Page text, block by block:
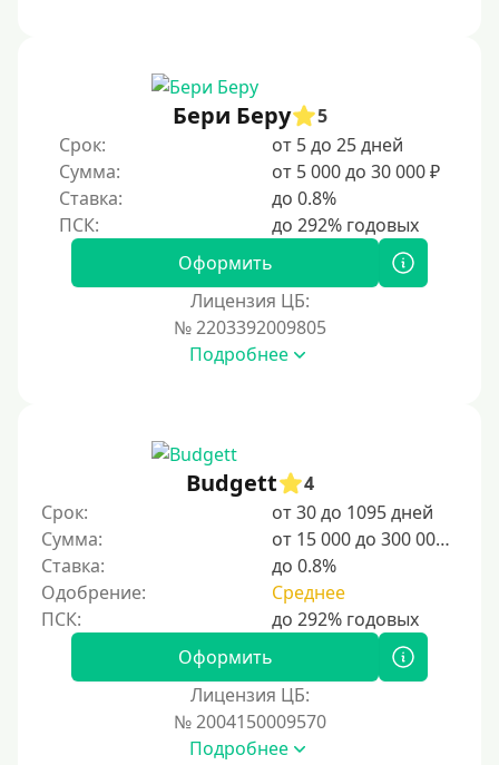
Без прописки
Без регистрации
С временной регистрацией
Без подтверждения личности
Пенсионерам до 70 лет
Пенсионерам до 85 лет
Безработным
Даже бомжам
Без указания места работы
Для иностранных граждан
Для иностранных граждан Украины
Для иностранных граждан Казахстана
Для иностранных граждан Кыргызстана
Для иностранных граждан Таджикистана
Бери Беру
5
Срок:
от 5 до 25 дней
Сумма:
от 5 000 до 30 000 ₽
Ставка:
до 0.8%
Оформить
Лицензия ЦБ:
№ 2203392009805
Подробнее
Budgett
4
Срок:
от 30 до 1095 дней
Сумма:
от 15 000 до 300 000 ₽
Ставка:
до 0.8%
Одобрение:
Среднее
Оформить
Лицензия ЦБ:
№ 2004150009570
Подробнее